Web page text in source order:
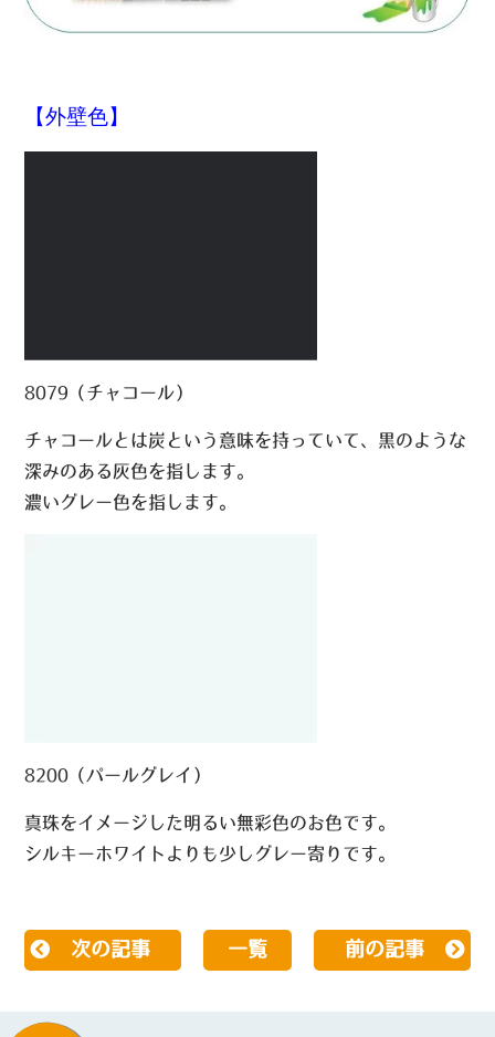
【外壁色】
8079（チャコール）
チャコールとは炭という意味を持っていて、黒のような
深みのある灰色を指します。
濃いグレー色を指します。
8200（パールグレイ）
真珠をイメージした明るい無彩色のお色です。
シルキーホワイトよりも少しグレー寄りです。
次の記事 一覧 前の記事